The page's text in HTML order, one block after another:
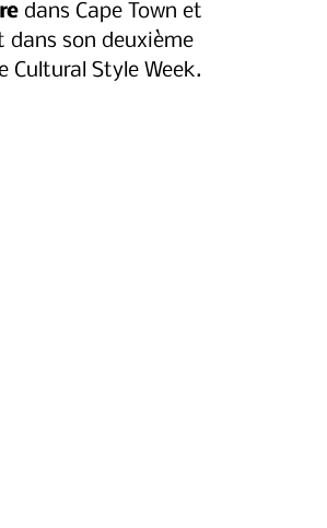
dans Cape Town et
dans son deuxième
Style Week.